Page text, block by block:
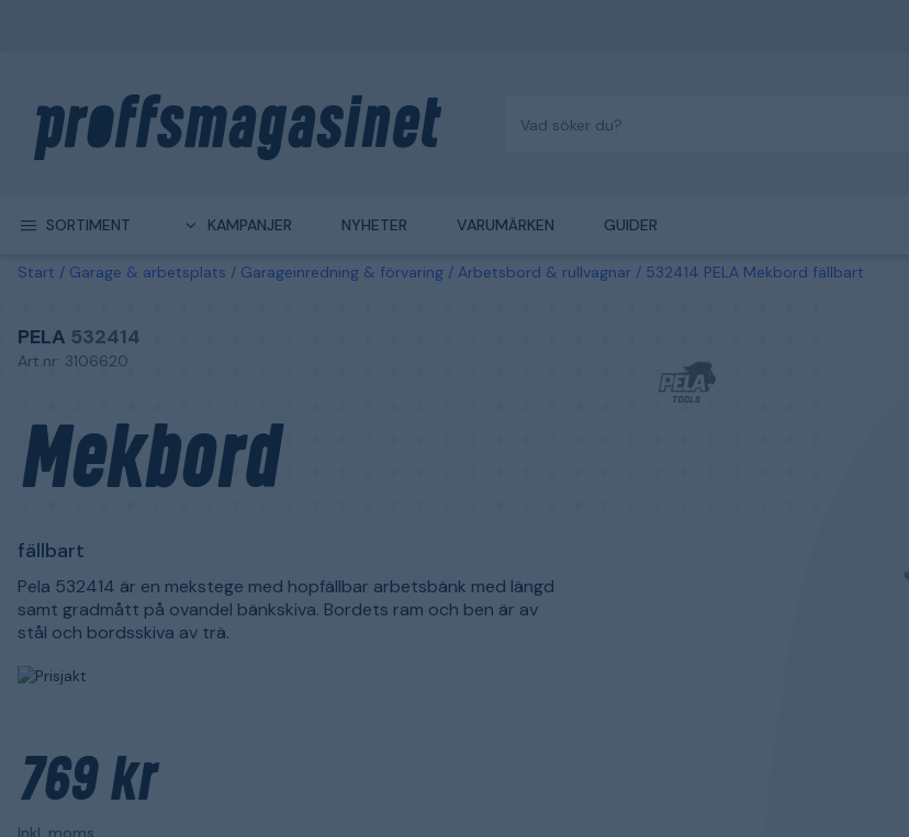
SORTIMENT KAMPANJER NYHETER VARUMÄRKEN GUIDER
Start Garage & arbetsplats Garageinredning & förvaring Arbetsbord & rullvagnar 532414 PELA Mekbord fällbart
PELA 532414
Art.nr: 3106620
Mekbord
fällbart
Pela 532414 är en mekstege med hopfällbar arbetsbänk med längd
samt gradmått på ovandel bänkskiva. Bordets ram och ben är av
stål och bordsskiva av trä.
769 kr
Inkl. moms